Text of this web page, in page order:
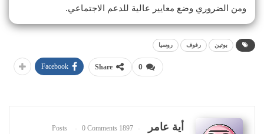
ومن الضروري وضع معايير عالية للدعم الاجتماعي.
بوتين رفوف روسيا
0
Share
Facebook
أية عامر 1897 Posts
0 Comments